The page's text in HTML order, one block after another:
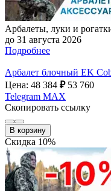
Арбалеты, луки и
до 31 августа 2026
Подробнее
Арбалет блочный EK
Цена: 48 384 ₽ 53 760
Telegram MAX
Скопировать ссылку
В корзину
Скидка 10%